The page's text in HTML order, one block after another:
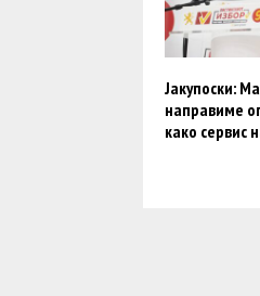
Јакупоски:
направиме
како сервис